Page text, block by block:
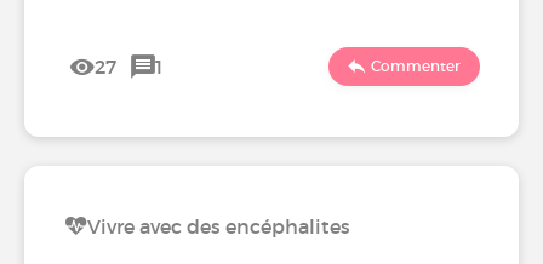
27 1 Commenter
Vivre avec des encéphalites